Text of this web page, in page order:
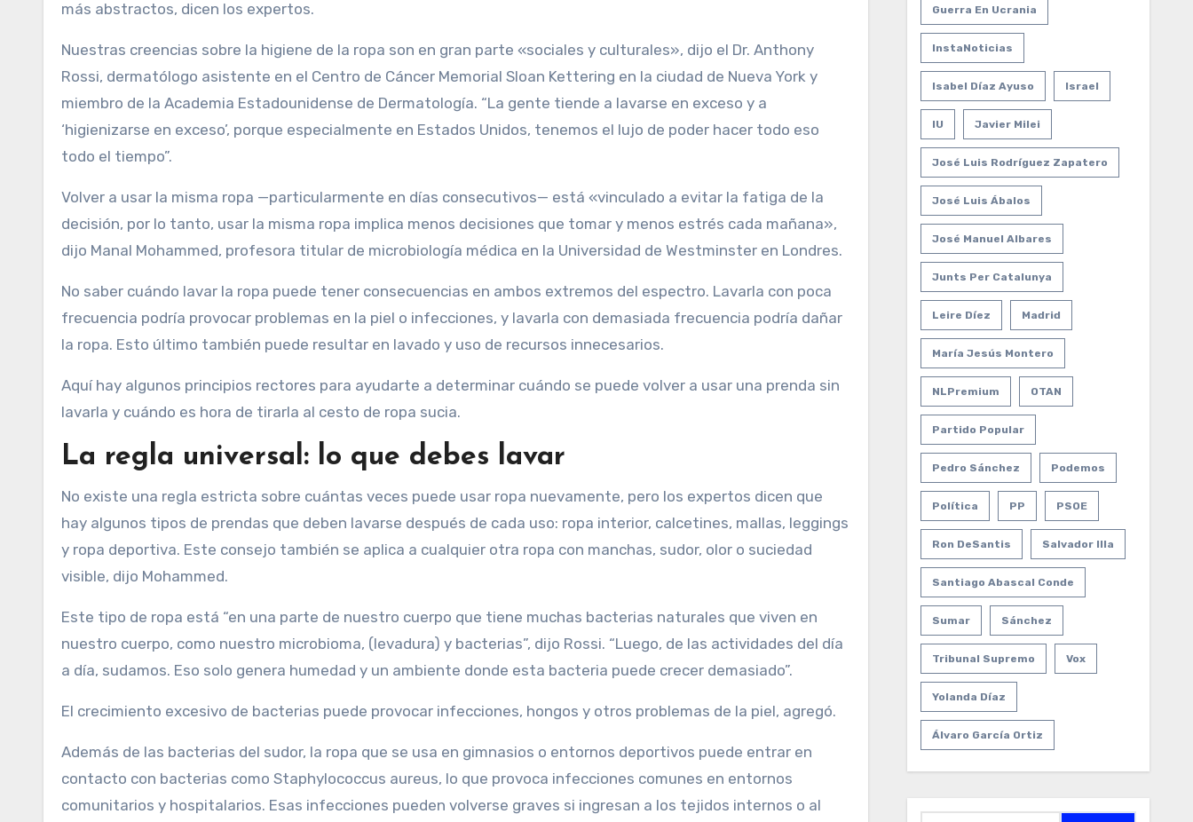
más abstractos, dicen los expertos.
Nuestras creencias sobre la higiene de la ropa son en gran parte «sociales y culturales», dijo el Dr. Anthony
Rossi, dermatólogo asistente en el Centro de Cáncer Memorial Sloan Kettering en la ciudad de Nueva York y
miembro de la Academia Estadounidense de Dermatología. “La gente tiende a lavarse en exceso y a
‘higienizarse en exceso’, porque especialmente en Estados Unidos, tenemos el lujo de poder hacer todo eso
todo el tiempo”.
Volver a usar la misma ropa —particularmente en días consecutivos— está «vinculado a evitar la fatiga de la
decisión, por lo tanto, usar la misma ropa implica menos decisiones que tomar y menos estrés cada mañana»,
dijo Manal Mohammed, profesora titular de microbiología médica en la Universidad de Westminster en Londres.
No saber cuándo lavar la ropa puede tener consecuencias en ambos extremos del espectro. Lavarla con poca
frecuencia podría provocar problemas en la piel o infecciones, y lavarla con demasiada frecuencia podría dañar
la ropa. Esto último también puede resultar en lavado y uso de recursos innecesarios.
Aquí hay algunos principios rectores para ayudarte a determinar cuándo se puede volver a usar una prenda sin
lavarla y cuándo es hora de tirarla al cesto de ropa sucia.
La regla universal: lo que debes lavar
No existe una regla estricta sobre cuántas veces puede usar ropa nuevamente, pero los expertos dicen que
hay algunos tipos de prendas que deben lavarse después de cada uso: ropa interior, calcetines, mallas, leggings
y ropa deportiva. Este consejo también se aplica a cualquier otra ropa con manchas, sudor, olor o suciedad
visible, dijo Mohammed.
Este tipo de ropa está “en una parte de nuestro cuerpo que tiene muchas bacterias naturales que viven en
nuestro cuerpo, como nuestro microbioma, (levadura) y bacterias”, dijo Rossi. “Luego, de las actividades del día
a día, sudamos. Eso solo genera humedad y un ambiente donde esta bacteria puede crecer demasiado”.
El crecimiento excesivo de bacterias puede provocar infecciones, hongos y otros problemas de la piel, agregó.
Además de las bacterias del sudor, la ropa que se usa en gimnasios o entornos deportivos puede entrar en
contacto con bacterias como Staphylococcus aureus, lo que provoca infecciones comunes en entornos
comunitarios y hospitalarios. Esas infecciones pueden volverse graves si ingresan a los tejidos internos o al
Guerra En Ucrania
InstaNoticias
Isabel Díaz Ayuso Israel
IU Javier Milei
José Luis Rodríguez Zapatero
José Luis Ábalos
José Manuel Albares
Junts Per Catalunya
Leire Díez Madrid
María Jesús Montero
NLPremium OTAN
Partido Popular
Pedro Sánchez Podemos
Política PP PSOE
Ron DeSantis Salvador Illa
Santiago Abascal Conde
Sumar Sánchez
Tribunal Supremo Vox
Yolanda Díaz
Álvaro García Ortiz